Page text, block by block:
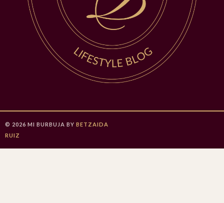
© 2026 MI BURBUJA BY BETZAIDA
RUIZ